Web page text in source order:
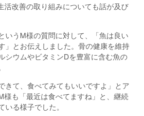
活改善の取り組みについても話が及び
いうM様の質問に対して、「魚は良い
」とお伝えしました。骨の健康を維持
シウムやビタミンDを豊富に含む魚の
きて、食べてみてもいいですよ」とア
様も「最近は食べてますね」と、継続
る様子でした。